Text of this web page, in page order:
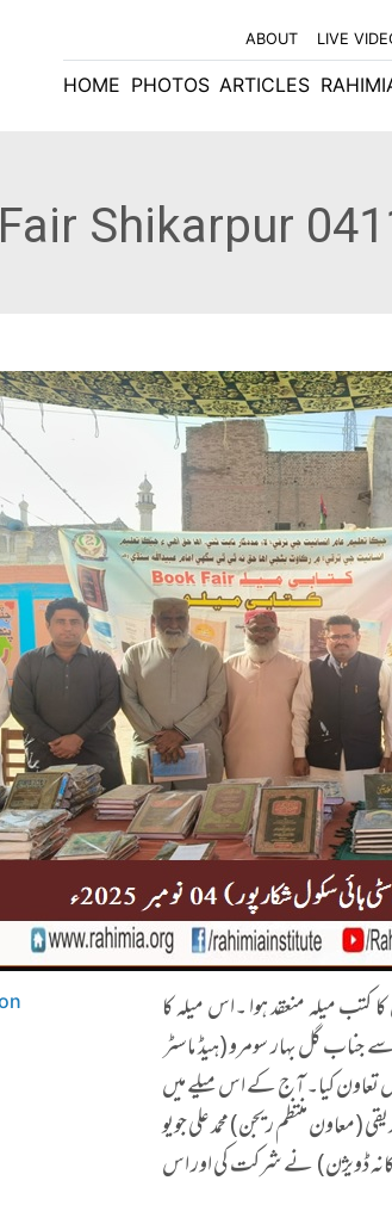
ABOUT LIVE
HOME PHOTOS ARTICLES
Shikarpur
مورخہ 4 نومبر 2025ء کو ایک دن کا کتب میلہ منعقد ہوا ۔اس میلہ کا
جناب گل بہار سومرو (ہیڈ ماسٹر
تعاون کیا۔ آج کے اس میلے میں
(معاون منتظم ریجن) محمد علی جویو
لاڑکانہ ڈویژن) نے شرکت کی اور اس